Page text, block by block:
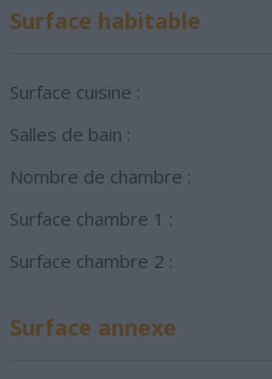
Surface habitable
Surface cuisine :
Salles de bain :
Nombre de chambre :
Surface chambre 1 :
Surface chambre 2 :
Surface annexe